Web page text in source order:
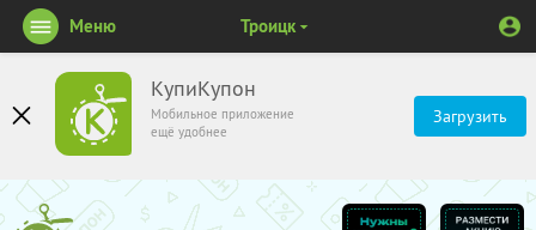
КупиКупон
Мобильное приложение
ещё удобнее
Загрузить
Меню Троицк